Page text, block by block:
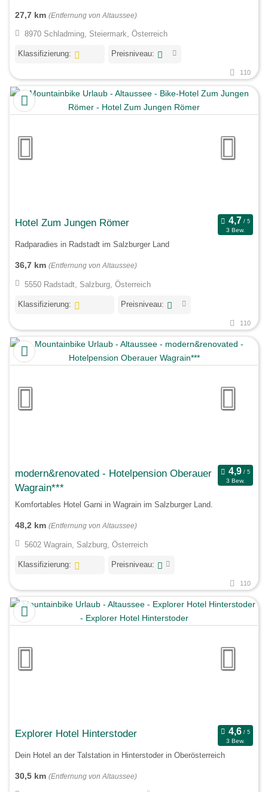
27,7 km (Entfernung von Altaussee)
8970 Schladming, Steiermark, Österreich
Klassifizierung: Preisniveau:
110
Hotel Zum Jungen Römer
3 Bew.
Radparadies in Radstadt im Salzburger Land
36,7 km (Entfernung von Altaussee)
5550 Radstadt, Salzburg, Österreich
Klassifizierung: Preisniveau:
110
modern&renovated - Hotelpension Oberauer
Wagrain***
3 Bew.
Komfortables Hotel Garni in Wagrain im Salzburger Land.
48,2 km (Entfernung von Altaussee)
5602 Wagrain, Salzburg, Österreich
Klassifizierung: Preisniveau:
110
Explorer Hotel Hinterstoder
3 Bew.
Dein Hotel an der Talstation in Hinterstoder in Oberösterreich
30,5 km (Entfernung von Altaussee)